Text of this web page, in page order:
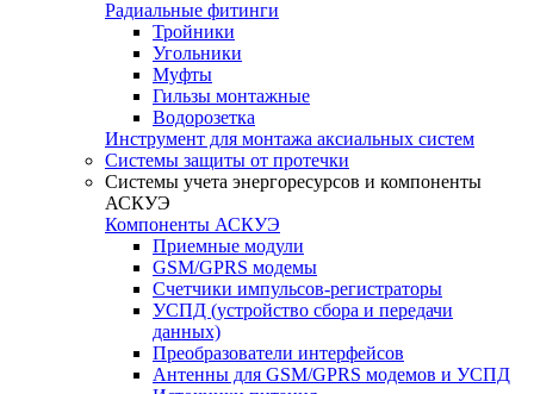
Радиальные фитинги
Тройники
Угольники
Муфты
Гильзы монтажные
Водорозетка
Инструмент для монтажа аксиальных систем
Системы защиты от протечки
Системы учета энергоресурсов и компоненты
АСКУЭ
Компоненты АСКУЭ
Приемные модули
GSM/GPRS модемы
Счетчики импульсов-регистраторы
УСПД (устройство сбора и передачи
данных)
Преобразователи интерфейсов
Антенны для GSM/GPRS модемов и УСПД